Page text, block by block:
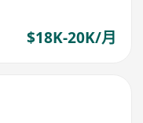
$18K-20K/月